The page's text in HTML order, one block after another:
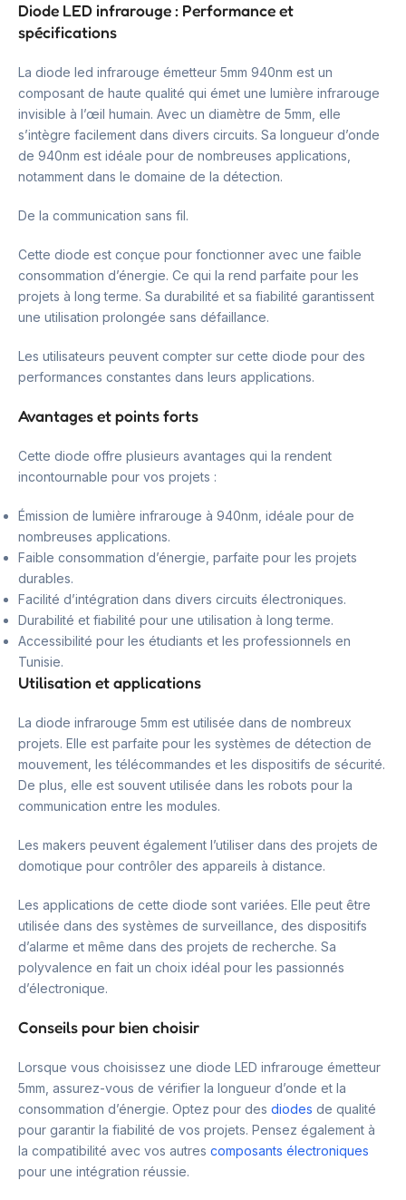
Diode LED infrarouge : Performance et
spécifications
La diode led infrarouge émetteur 5mm 940nm est un
composant de haute qualité qui émet une lumière infrarouge
invisible à l’œil humain. Avec un diamètre de 5mm, elle
s’intègre facilement dans divers circuits. Sa longueur d’onde
de 940nm est idéale pour de nombreuses applications,
notamment dans le domaine de la détection.
De la communication sans fil.
Cette diode est conçue pour fonctionner avec une faible
consommation d’énergie. Ce qui la rend parfaite pour les
projets à long terme. Sa durabilité et sa fiabilité garantissent
une utilisation prolongée sans défaillance.
Les utilisateurs peuvent compter sur cette diode pour des
performances constantes dans leurs applications.
Avantages et points forts
Cette diode offre plusieurs avantages qui la rendent
incontournable pour vos projets :
Émission de lumière infrarouge à 940nm, idéale pour de
nombreuses applications.
Faible consommation d’énergie, parfaite pour les projets
durables.
Facilité d’intégration dans divers circuits électroniques.
Durabilité et fiabilité pour une utilisation à long terme.
Accessibilité pour les étudiants et les professionnels en
Tunisie.
Utilisation et applications
La diode infrarouge 5mm est utilisée dans de nombreux
projets. Elle est parfaite pour les systèmes de détection de
mouvement, les télécommandes et les dispositifs de sécurité.
De plus, elle est souvent utilisée dans les robots pour la
communication entre les modules.
Les makers peuvent également l’utiliser dans des projets de
domotique pour contrôler des appareils à distance.
Les applications de cette diode sont variées. Elle peut être
utilisée dans des systèmes de surveillance, des dispositifs
d’alarme et même dans des projets de recherche. Sa
polyvalence en fait un choix idéal pour les passionnés
d’électronique.
Conseils pour bien choisir
Lorsque vous choisissez une diode LED infrarouge émetteur
5mm, assurez-vous de vérifier la longueur d’onde et la
consommation d’énergie. Optez pour des diodes de qualité
pour garantir la fiabilité de vos projets. Pensez également à
la compatibilité avec vos autres composants électroniques
pour une intégration réussie.